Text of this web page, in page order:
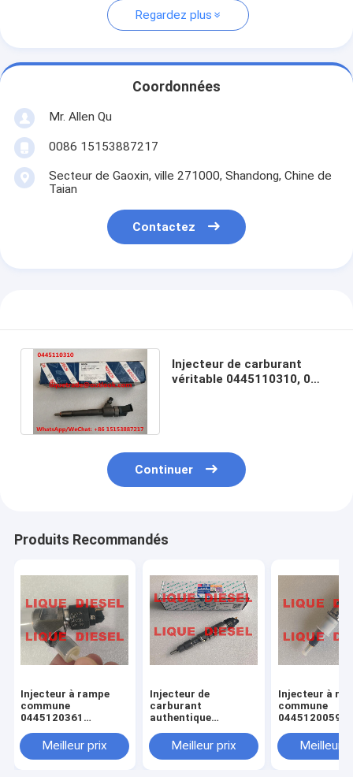
Regardez plus
Coordonnées
Mr. Allen Qu
0086 15153887217
Secteur de Gaoxin, ville 271000, Shandong, Chine de
Taian
Contactez
Injecteur de carburant
véritable 0445110310, 0
Continuer
Produits Recommandés
Injecteur à rampe
commune
0445120361
120 361 5801479314
Meilleur prix
Injecteur de
carburant
authentique
0445120290 0 445
120 290 L4700-
Meilleur prix
Injecteur à
commune
0445120059
120 059 0 445
231 pour
Meilleur